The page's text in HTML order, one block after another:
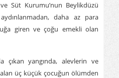
Süt Kurumu’nun Beylikdüzü
daha az para
giren ve çoğu emekli olan
çıkan yangında, alevlerin ve
üç küçük çocuğun ölümden